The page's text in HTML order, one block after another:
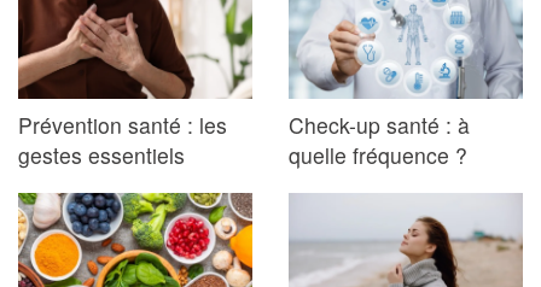
Prévention santé : les
gestes essentiels
Check-up santé : à
quelle fréquence ?